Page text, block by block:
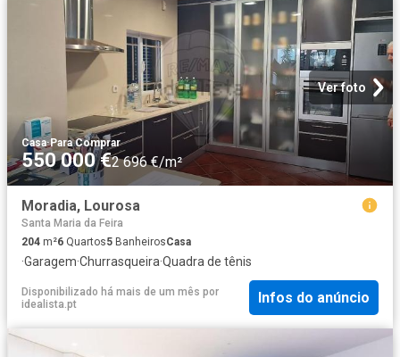
Ver foto
Casa·Para Comprar
550 000 €2 696 €/m²
Moradia, Lourosa
Santa Maria da Feira
204 m²6 Quartos5 BanheirosCasa
·Garagem·Churrasqueira·Quadra de tênis
Disponibilizado há mais de um mês por
idealista.pt
Infos do anúncio